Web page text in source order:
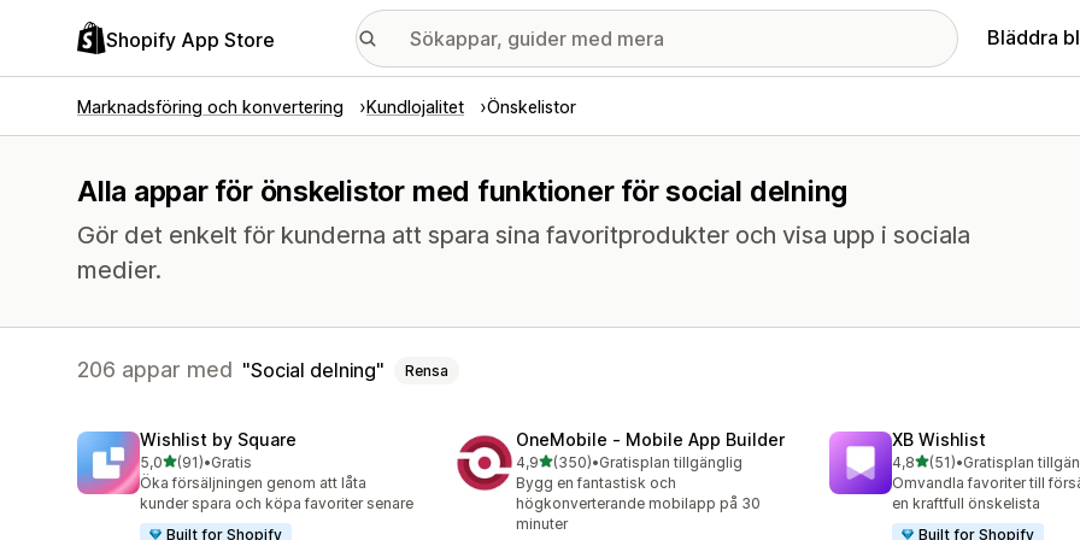
Shopify App Store Bläddra
Marknadsföring och konvertering Kundlojalitet Önskelistor
Alla appar för önskelistor med funktioner för social delning
Gör det enkelt för kunderna att spara sina favoritprodukter och visa upp i sociala
medier.
206 appar med Social delning Rensa
Wishlist by Square
5,0av 5 stjärnor
(91)
91 recensioner totalt
•Gratis
Öka försäljningen genom att låta
kunder spara och köpa favoriter senare
Built for Shopify
OneMobile ‑ Mobile App Builder
4,9av 5 stjärnor
(350)
350 recensioner totalt
•Gratisplan tillgänglig
Bygg en fantastisk och
högkonverterande mobilapp på 30
minuter
XB Wishlist
4,8av 5 stjärnor
(51)
51 recensioner totalt
•Gratisplan
Omvandla favoriter till
en kraftfull önskelista
Built for Shopify